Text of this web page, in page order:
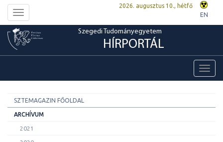
Toggle
navigation
2026. augusztus 10., hétfő
EN
Szegedi Tudományegyetem
HÍRPORTÁL
SZTEMAGAZIN FŐOLDAL
ARCHÍVUM
2021